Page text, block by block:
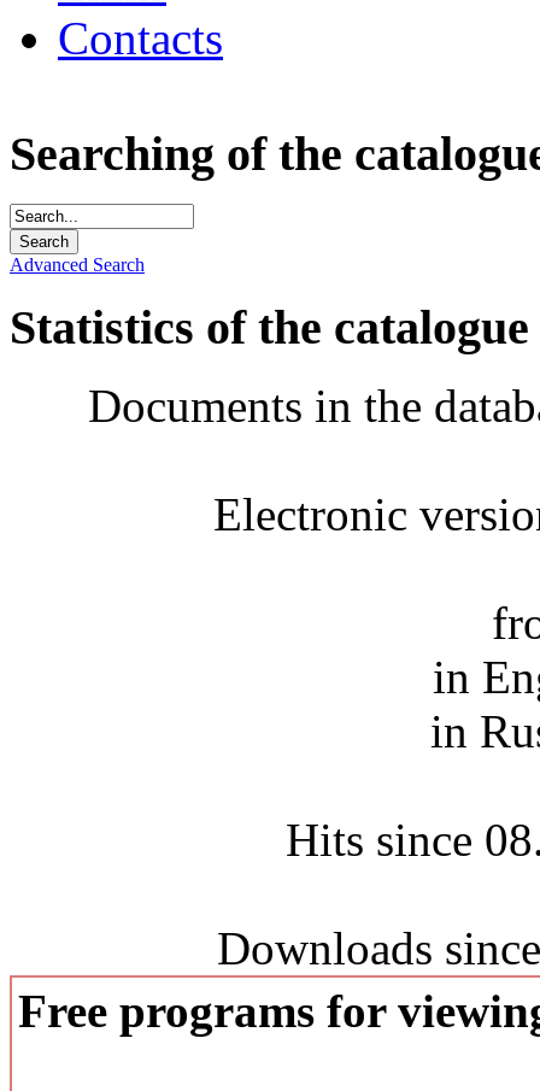
Contacts
Searching of the
Advanced Search
Statistics of the catalogue
Documents in the
Electronic
in
in
Hits since
Downloads
Free programs for